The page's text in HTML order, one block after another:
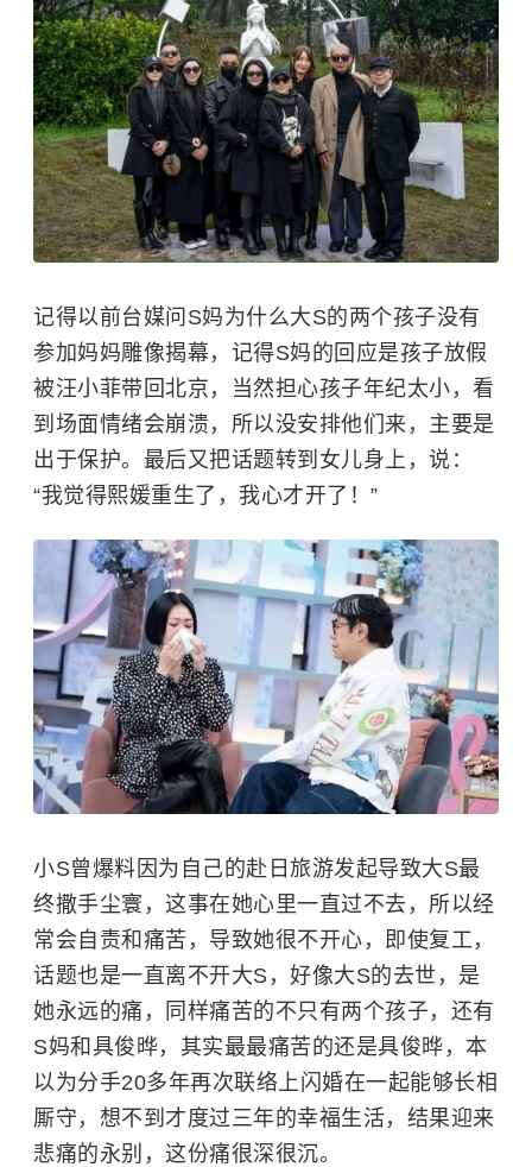
记得以前台媒问S妈为什么大S的两个孩子没有
参加妈妈雕像揭幕，记得S妈的回应是孩子放假
被汪小菲带回北京，当然担心孩子年纪太小，看
到场面情绪会崩溃，所以没安排他们来，主要是
出于保护。最后又把话题转到女儿身上，说：
“我觉得熙媛重生了，我心才开了！”
小S曾爆料因为自己的赴日旅游发起导致大S最
终撒手尘寰，这事在她心里一直过不去，所以经
常会自责和痛苦，导致她很不开心，即使复工，
话题也是一直离不开大S，好像大S的去世，是
她永远的痛，同样痛苦的不只有两个孩子，还有
S妈和 具俊晔，其实最最痛苦的还是具俊晔，本
以为分手20多年再次联络上闪婚在一起能够长相
厮守，想不到才度过三年的幸福生活，结果迎来
悲痛的永别，这份痛很深很沉。